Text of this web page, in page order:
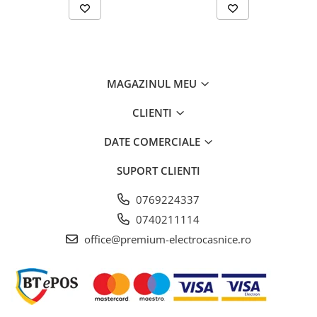
dar noi testăm funcționarea continuă până la 10.000 ore.
Detergentul corect pentru orice situație
CapDosing
– potriviți perfect cu programele dvs. de spălare.
MAGAZINUL MEU
CLIENTI
DATE COMERCIALE
SUPORT CLIENTI
0769224337
0740211114
office@premium-electrocasnice.ro